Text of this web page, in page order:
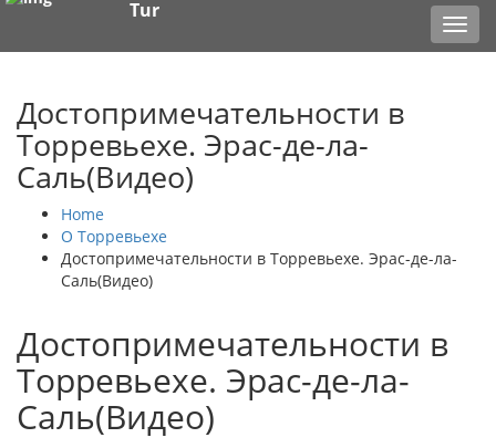
Tur
Достопримечательности в
Торревьехе. Эрас-де-ла-
Саль(Видео)
Home
О Торревьехе
Достопримечательности в Торревьехе. Эрас-де-ла-
Саль(Видео)
Достопримечательности в
Торревьехе. Эрас-де-ла-
Саль(Видео)